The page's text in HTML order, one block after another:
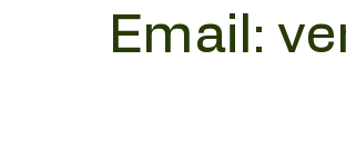
Email: